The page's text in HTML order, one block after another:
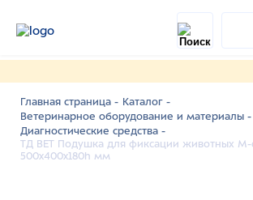
Главная страница - Каталог -
Ветеринарное оборудование и материалы -
Диагностические средства -
ТД ВЕТ Подушка для фиксации животных М-
500x400x180h мм